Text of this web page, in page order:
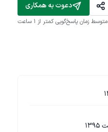
دعوت به همکاری
متوسط زمان پاسخ‌گویی کمتر از 1 ساعت